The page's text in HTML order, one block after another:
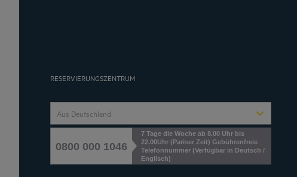
RESERVIERUNGSZENTRUM
Aus Deutschland
0800 000 1046
7 Tage die Woche ab 8.00 Uhr bis
22.00Uhr (Pariser Zeit) Gebührenfreie
Telefonnummer (Verfügbar in Deutsch /
Englisch)